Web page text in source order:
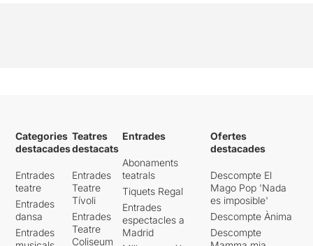
Categories
destacades
Entrades
teatre
Entrades
dansa
Entrades
Teatres
destacats
Entrades
Teatre
Tívoli
Entrades
Teatre
Coliseum
Entrades
Abonaments
teatrals
Tiquets Regal
Entrades
espectacles a
Madrid
Ofertes
destacades
Descompte El
Mago Pop 'Nada
es imposible'
Descompte Ànima
Descompte